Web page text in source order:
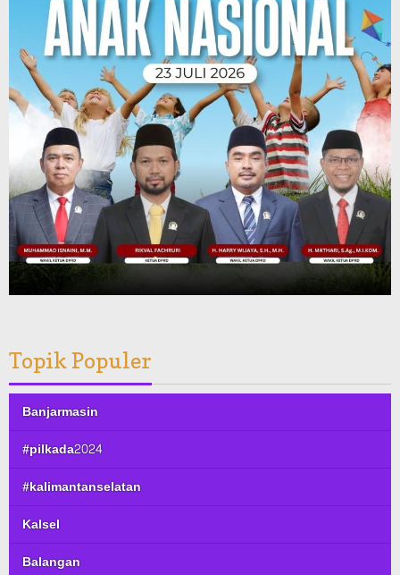
Topik Populer
Banjarmasin
#pilkada2024
#kalimantanselatan
Kalsel
Balangan